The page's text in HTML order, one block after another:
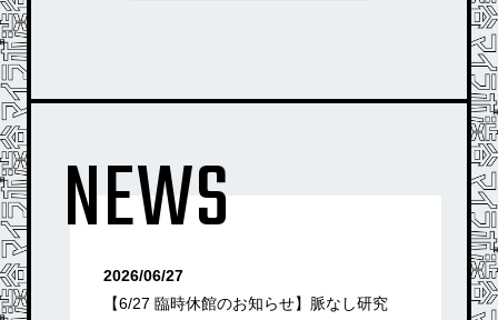
NEWS
2026/06/27
【6/27 臨時休館のお知らせ】脈なし研究